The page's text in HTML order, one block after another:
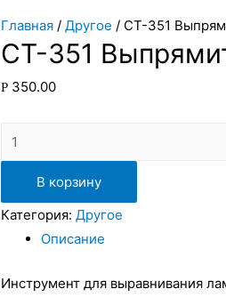
Главная /Другое / CT-351
CT-351
Р 350.00
Количество
В корзину
Категория:Другое
Описание
Инструмент для выравнивания